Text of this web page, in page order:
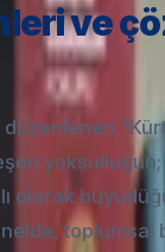
ve
olarak
toplumsal